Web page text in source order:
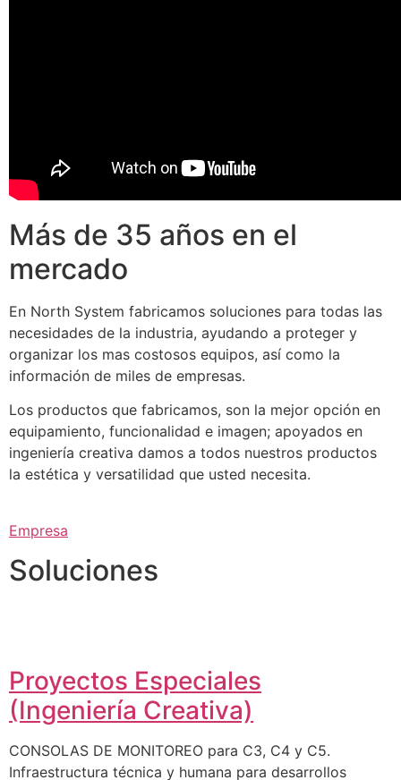
Más de 35 años en el
mercado
En North System fabricamos soluciones para todas las
necesidades de la industria, ayudando a proteger y
organizar los mas costosos equipos, así como la
información de miles de empresas.
Los productos que fabricamos, son la mejor opción en
equipamiento, funcionalidad e imagen; apoyados en
ingeniería creativa damos a todos nuestros productos
la estética y versatilidad que usted necesita.
Empresa
Soluciones
Proyectos Especiales
(Ingeniería Creativa)
CONSOLAS DE MONITOREO para C3, C4 y C5.
Infraestructura técnica y humana para desarrollos